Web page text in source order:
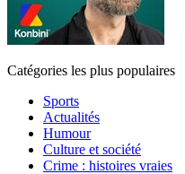
Catégories les plus populaires
Sports
Actualités
Humour
Culture et société
Crime : histoires vraies